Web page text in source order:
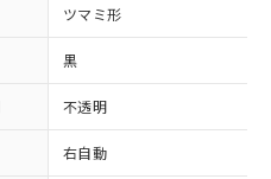
ツマミ形
黒
不透明
右自動